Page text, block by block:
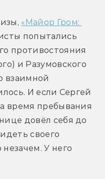
«Майор Гром:
попытались
противостояния
и Разумовского
взаимной
И если Сергей
время пребывания
довёл себя до
своего
У него